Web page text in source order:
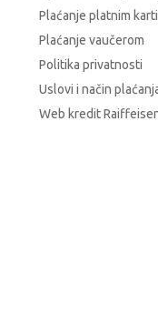
Plaćanje platnim
Plaćanje vaučerom
Politika privatnosti
Uslovi i način
Web kredit